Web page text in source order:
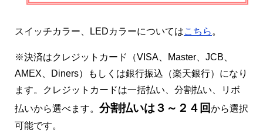
スイッチカラー、LEDカラーについてはこちら 。
※決済はクレジットカード（VISA、Master、JCB、
AMEX、Diners）もしくは銀行振込（楽天銀行）になり
ます。クレジットカードは一括払い、分割払い、リボ
払いから選べます。 分割払いは３～２４回から選択
可能です。